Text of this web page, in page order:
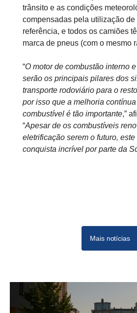
trânsito e as condições
compensadas pela utilização de
referência, e todos os camiões
marca de pneus (com o mesmo
“O motor de combustão interno
serão os principais pilares dos
transporte rodoviário para o
por isso que a melhoria
combustível é tão importante,”
“Apesar de os combustíveis
eletrificação serem o futuro,
conquista incrível por parte da
Mais notícias